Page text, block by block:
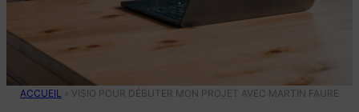
ACCUEIL » VISIO POUR DÉBUTER MON PROJET AVEC MARTIN FAURE